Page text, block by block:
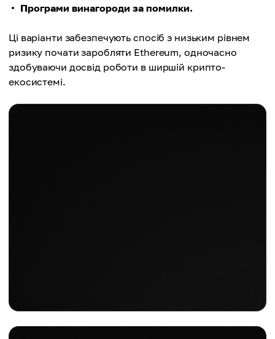
Програми винагороди за помилки.
Ці варіанти забезпечують спосіб з низьким рівнем
ризику почати заробляти Ethereum, одночасно
здобуваючи досвід роботи в ширшій крипто-
екосистемі.